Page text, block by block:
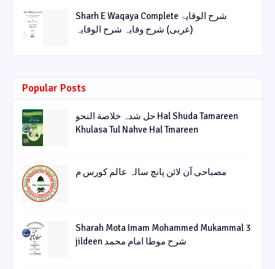
Sharh E Waqaya Complete شرح الوقایۃ
(عربی) شرح وقایہ شرح الوقایہ
Popular Posts
حل شدہ خلاصة النحو Hal Shuda Tamareen
Khulasa Tul Nahve Hal Tmareen
مصباحی آن لائن پانچ سالہ عالم کورس م
Sharah Mota Imam Mohammed Mukammal 3
jildeen شرح موطا امام محمد